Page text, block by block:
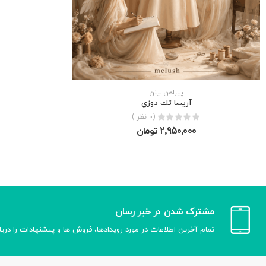
پیراهن لینن
آريسا تك دوزي
(0 نظر )
2٬950٬000 تومان
مشترک شدن در خبر رسان
تمام آخرین اطلاعات در مورد رویدادها، فروش ها و پیشنهادات را